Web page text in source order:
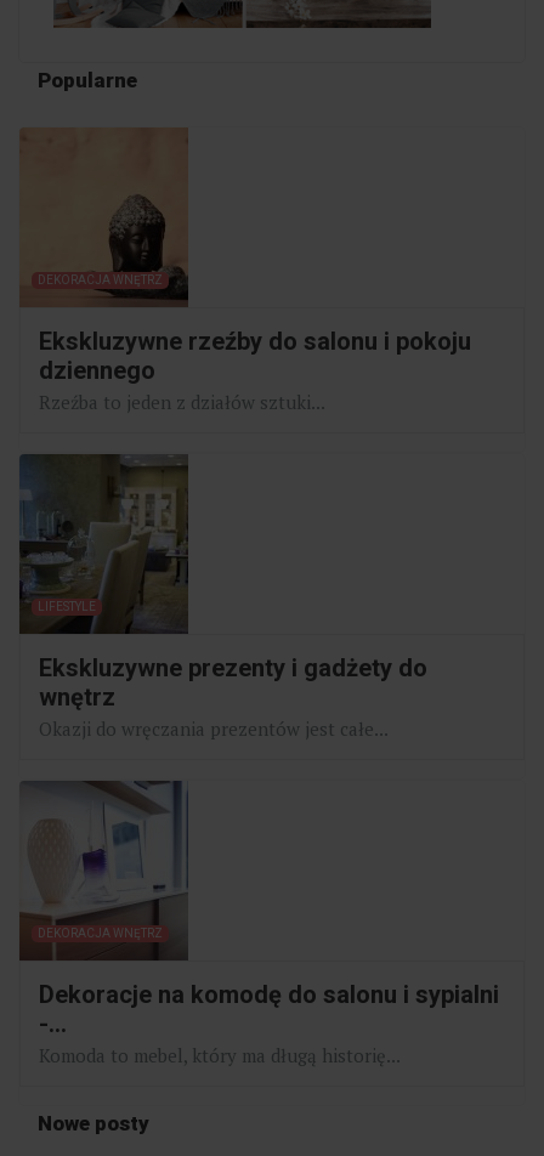
Popularne
DEKORACJA WNĘTRZ
Ekskluzywne rzeźby do salonu i pokoju
dziennego
Rzeźba to jeden z działów sztuki...
LIFESTYLE
Ekskluzywne prezenty i gadżety do
wnętrz
Okazji do wręczania prezentów jest całe...
DEKORACJA WNĘTRZ
Dekoracje na komodę do salonu i sypialni
-...
Komoda to mebel, który ma długą historię...
Nowe posty